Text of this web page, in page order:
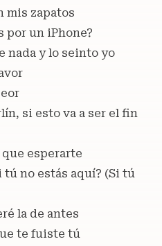
mis zapatos
por un iPhone?
nada y lo seinto yo
si esto va a ser el fin
esperarte
tú no estás aquí? (Si tú
la de antes
te fuiste tú